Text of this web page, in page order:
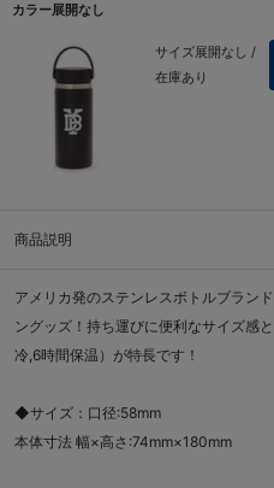
カラー展開なし
サイズ展開なし /
在庫あり
商品説明
アメリカ発のステンレスボトルブラン
ングッズ！持ち運びに便利なサイズ感
冷,6時間保温）が特長です！
◆サイズ：口径:58mm
本体寸法 幅×高さ:74mm×180mm